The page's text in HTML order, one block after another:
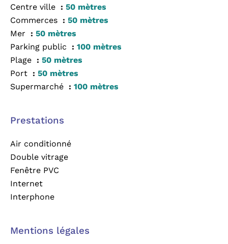
Centre ville
50 mètres
Commerces
50 mètres
Mer
50 mètres
Parking public
100 mètres
Plage
50 mètres
Port
50 mètres
Supermarché
100 mètres
Prestations
Air conditionné
Double vitrage
Fenêtre PVC
Internet
Interphone
Mentions légales